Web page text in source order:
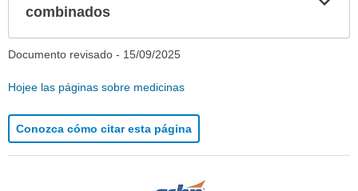
combinados
Documento revisado - 15/09/2025
Hojee las páginas sobre medicinas
Conozca cómo citar esta página